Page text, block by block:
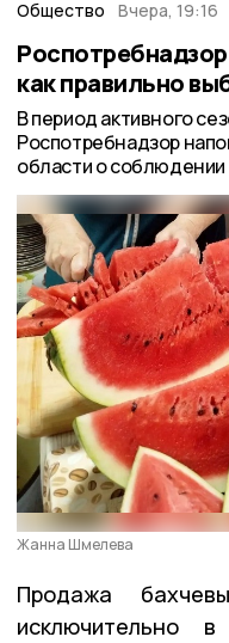
Общество Вчера, 19:16
как правильно
В период активного
Роспотребнадзор
области о
Жанна Шмелева
Продажа
исключительно